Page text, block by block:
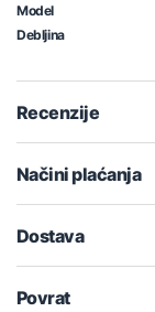
Model
Debljina
Recenzije
Načini plaćanja
Dostava
Povrat